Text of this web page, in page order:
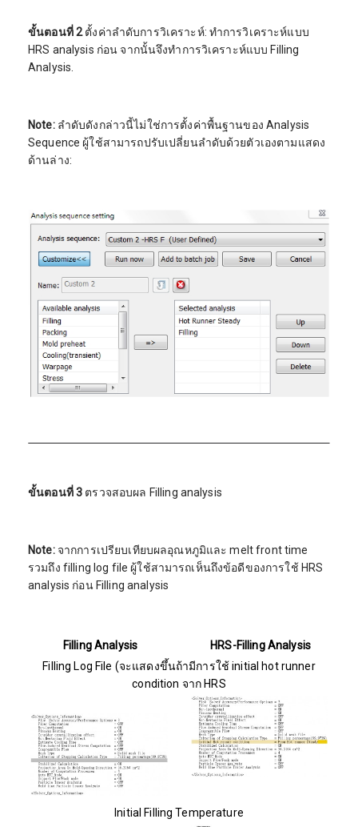
ขั้นตอนที่ 2ตั้งค่าลำดับการวิเคราะห์: ทำการวิเคราะห์แบบ
HRS analysis ก่อน จากนั้นจึงทำการวิเคราะห์แบบ Filling
Analysis.
Note:ลำดับดังกล่าวนี้ไม่ใช่การตั้งค่าพื้นฐานของ Analysis
Sequence ผู้ใช้สามารถปรับเปลี่ยนลำดับด้วยตัวเองตามแสดง
ด้านล่าง:
ขั้นตอนที่ 3 ตรวจสอบผล Filling analysis
Note:จากการเปรียบเทียบผลอุณหภูมิและ melt front time
รวมถึง filling log file ผู้ใช้สามารถเห็นถึงข้อดีของการใช้ HRS
analysis ก่อน Filling analysis
Filling Analysis
HRS-Filling Analysis
Filling Log File (จะแสดงขึ้นถ้ามีการใช้ initial hot runner
condition จาก HRS
Initial Filling Temperature